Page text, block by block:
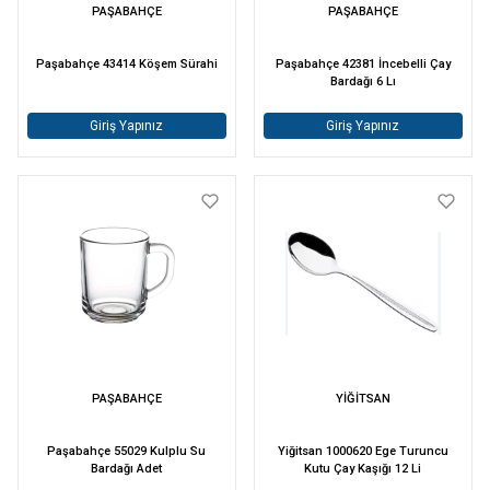
PAŞABAHÇE
Paşabahçe 43414 Köşem Sürahi
Giriş Yapınız
PAŞABAHÇE
Paşabahçe 42381 İncebelli Çay
Bardağı 6 Lı
Giriş Yapınız
PAŞABAHÇE
Paşabahçe 55029 Kulplu Su
Bardağı Adet
YİĞİTSAN
Yiğitsan 1000620 Ege Turuncu
Kutu Çay Kaşığı 12 Li